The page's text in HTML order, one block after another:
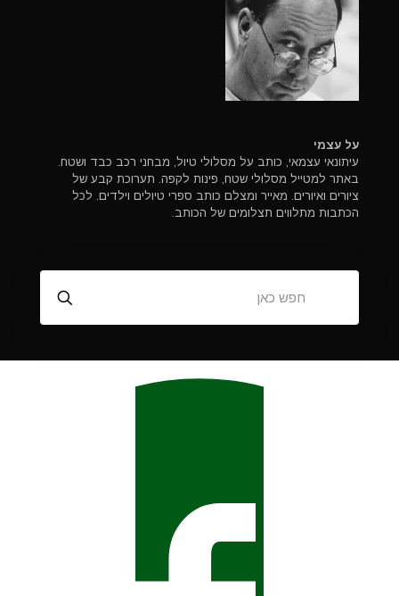
על עצמי
עיתונאי עצמאי, כותב על מסלולי טיול, מבחני רכב כבד ושטח.
באתר למטייל מסלולי שטח, פינות לקפה. תערוכת קבע של
ציורים ואיורים. מאייר ומצלם כותב ספרי טיולים וילדים. לכל
הכתבות מתלווים תצלומים של הכותב.